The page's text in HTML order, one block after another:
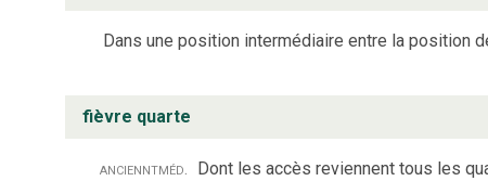
Dans une position intermédiaire entre la position
fièvre quarte
ancienntméd. Dont les accès reviennent tous les